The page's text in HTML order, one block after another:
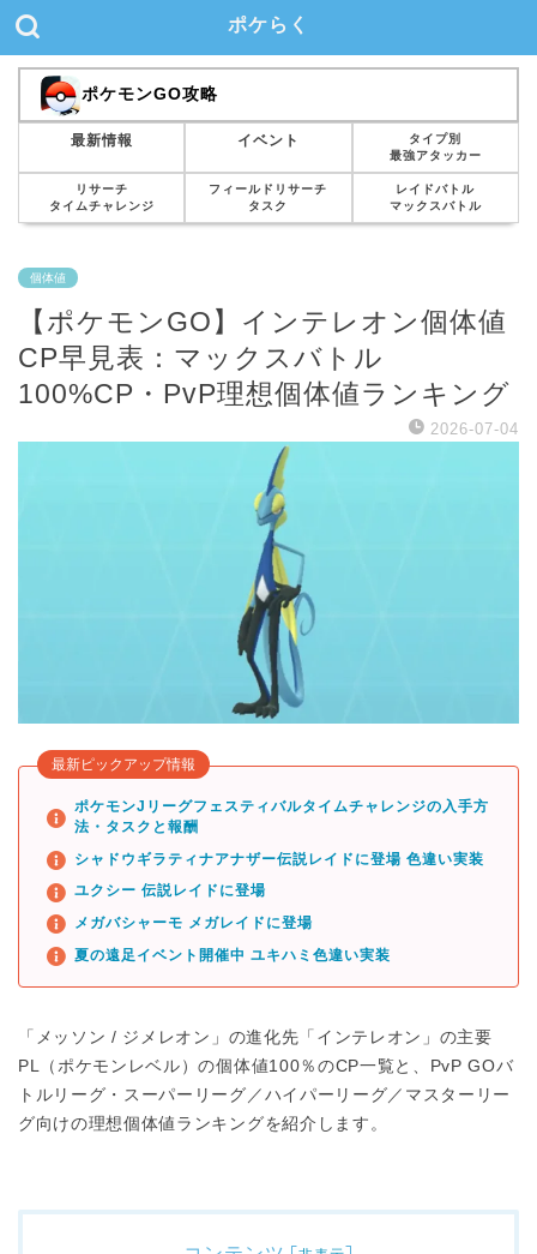
ポケらく
ポケモンGO攻略
最新情報 イベント
タイプ別
最強アタッカー
リサーチ
タイムチャレンジ
フィールドリサーチ
タスク
レイドバトル
マックスバトル
個体値
【ポケモンGO】インテレオン個体値
CP早見表：マックスバトル
100%CP・PvP理想個体値ランキング
2026-07-04
最新ピックアップ情報
ポケモンJリーグフェスティバルタイムチャレンジの入手方
法・タスクと報酬
シャドウギラティナアナザー伝説レイドに登場 色違い実装
ユクシー 伝説レイドに登場
メガバシャーモ メガレイドに登場
夏の遠足イベント開催中 ユキハミ色違い実装
「メッソン / ジメレオン」の進化先「インテレオン」の主要
PL（ポケモンレベル）の個体値100％のCP一覧と、PvP GOバ
トルリーグ・スーパーリーグ／ハイパーリーグ／マスターリー
グ向けの理想個体値ランキングを紹介します。